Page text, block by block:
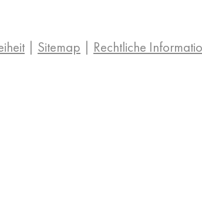
| Sitemap | Rechtliche